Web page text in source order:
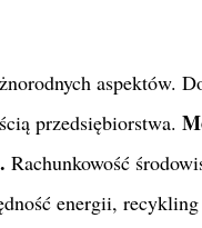
aspektów.
przedsiębiorstwa.
Rachunkowość
energii,